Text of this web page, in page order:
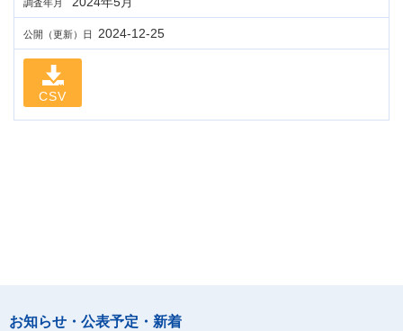
調査年月
公開（更新）日 2024-12-25
CSV
お知らせ・公表予定・新着